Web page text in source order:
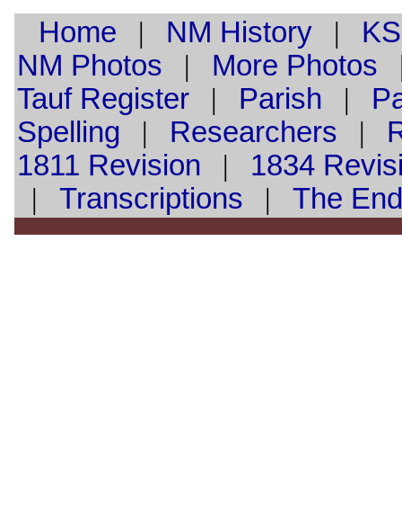
Home | NM History|
NM Photos | More Photos
TaufRegister| Parish |
Spelling | Researchers |
1811 Revision | 1834
| Transcriptions | The End